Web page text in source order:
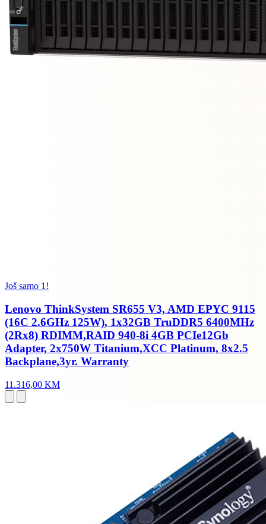
Još samo 1!
Lenovo ThinkSystem SR655 V3, AMD EPYC 9115
(16C 2.6GHz 125W), 1x32GB TruDDR5 6400MHz
(2Rx8) RDIMM,RAID 940-8i 4GB PCIe12Gb
Adapter, 2x750W Titanium,XCC Platinum, 8x2.5
Backplane,3yr. Warranty
11.316,00 KM